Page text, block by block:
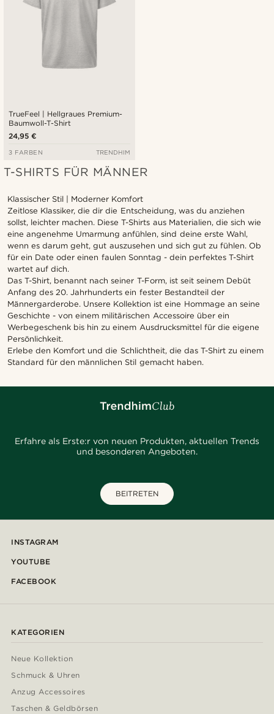
TrueFeel | Hellgraues Premium-
Baumwoll-T-Shirt
24,95 €
3 FARBEN TRENDHIM
T-SHIRTS FÜR MÄNNER
Klassischer Stil | Moderner Komfort
Zeitlose Klassiker, die dir die Entscheidung, was du anziehen
sollst, leichter machen. Diese T-Shirts aus Materialien, die sich wie
eine angenehme Umarmung anfühlen, sind deine erste Wahl,
wenn es darum geht, gut auszusehen und sich gut zu fühlen. Ob
für ein Date oder einen faulen Sonntag - dein perfektes T-Shirt
wartet auf dich.
Das T-Shirt, benannt nach seiner T-Form, ist seit seinem Debüt
Anfang des 20. Jahrhunderts ein fester Bestandteil der
Männergarderobe. Unsere Kollektion ist eine Hommage an seine
Geschichte - von einem militärischen Accessoire über ein
Werbegeschenk bis hin zu einem Ausdrucksmittel für die eigene
Persönlichkeit.
Erlebe den Komfort und die Schlichtheit, die das T-Shirt zu einem
Standard für den männlichen Stil gemacht haben.
Erfahre als Erste:r von neuen Produkten, aktuellen Trends
und besonderen Angeboten.
BEITRETEN
INSTAGRAM
YOUTUBE
FACEBOOK
KATEGORIEN
Neue Kollektion
Schmuck & Uhren
Anzug Accessoires
Taschen & Geldbörsen